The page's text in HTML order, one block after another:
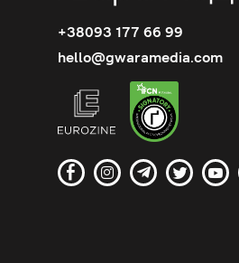
+38093 177 66 99
hello@gwaramedia.com